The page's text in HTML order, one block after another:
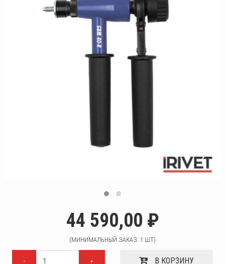
44 590,00 ₽
(МИНИМАЛЬНЫЙ ЗАКАЗ: 1 ШТ)
- + В КОРЗИНУ